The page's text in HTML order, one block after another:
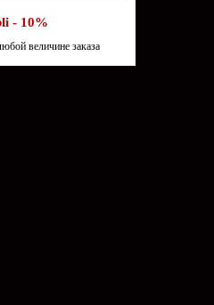
- 10%
величине заказа